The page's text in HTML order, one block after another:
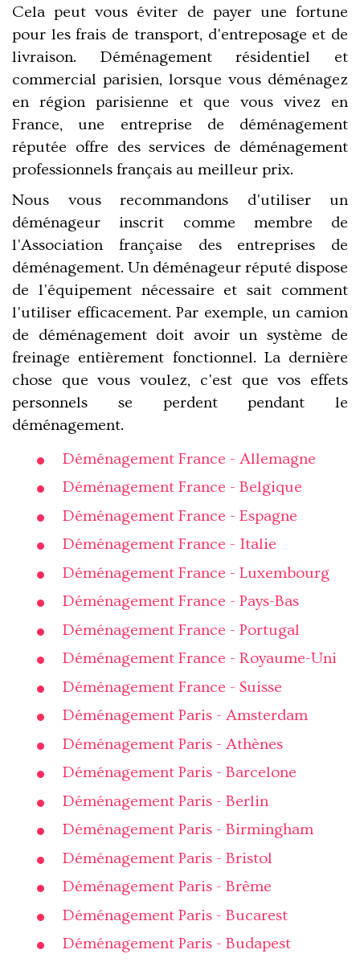
Cela peut vous éviter de payer une fortune
pour les frais de transport, d'entreposage et de
livraison. Déménagement résidentiel et
commercial parisien, lorsque vous déménagez
en région parisienne et que vous vivez en
France, une entreprise de déménagement
réputée offre des services de déménagement
professionnels français au meilleur prix.
Nous vous recommandons d'utiliser un
déménageur inscrit comme membre de
l'Association française des entreprises de
déménagement. Un déménageur réputé dispose
de l'équipement nécessaire et sait comment
l'utiliser efficacement. Par exemple, un camion
de déménagement doit avoir un système de
freinage entièrement fonctionnel. La dernière
chose que vous voulez, c'est que vos effets
personnels se perdent pendant le
déménagement.
Déménagement France - Allemagne
Déménagement France - Belgique
Déménagement France - Espagne
Déménagement France - Italie
Déménagement France - Luxembourg
Déménagement France - Pays-Bas
Déménagement France - Portugal
Déménagement France - Royaume-Uni
Déménagement France - Suisse
Déménagement Paris - Amsterdam
Déménagement Paris - Athènes
Déménagement Paris - Barcelone
Déménagement Paris - Berlin
Déménagement Paris - Birmingham
Déménagement Paris - Bristol
Déménagement Paris - Brême
Déménagement Paris - Bucarest
Déménagement Paris - Budapest